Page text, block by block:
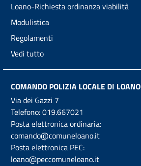
Loano-Richiesta ordinanza viabilità
Modulistica
Regolamenti
Vedi tutto
COMANDO POLIZIA LOCALE DI LOANO
Via dei Gazzi 7
Telefono:019.667021
Posta elettronica ordinaria:
comando@comuneloano.it
Posta elettronica PEC:
loano@peccomuneloano.it